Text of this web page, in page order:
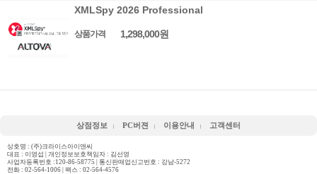
XMLSpy 2026 Professional
상품가격 1,298,000원
상점정보 PC버젼 이용안내 고객센터
상호명 : (주)크라이스아이앤씨
대표 : 이영섭 | 개인정보보호책임자 : 김선영
사업자등록번호 :120-86-58775 | 통신판매업신고번호 : 강남-5272
전화 : 02-564-1006 | 팩스 : 02-564-4576